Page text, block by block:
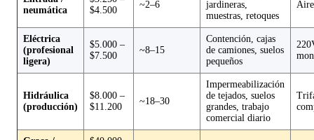
neumática
$4.500
~2–6
jardineras,
muestras, retoques
Eléctrica
(profesional
ligera)
$5.000 –
$7.500
~8–15
Contención, cajas
de camiones, suelos
pequeños
Hidráulica
(producción)
$8.000 –
$11.200
~18–30
Impermeabilización
de tejados, suelos
grandes, trabajo
comercial diario